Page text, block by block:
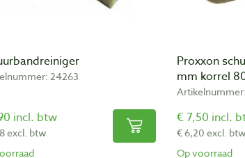
24263
incl. btw
excl. btw
Proxxon
mm korrel
€ 7,50 incl.
€ 6,20 excl. btw
Op voorraad